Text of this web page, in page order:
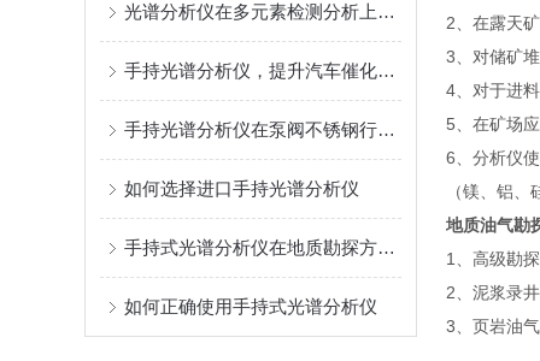
光谱分析仪在多元素检测分析上的高效应用
手持光谱分析仪，提升汽车催化剂回收率
手持光谱分析仪在泵阀不锈钢行业的检测应用
如何选择进口手持光谱分析仪
手持式光谱分析仪在地质勘探方面的应用
如何正确使用手持式光谱分析仪
2、在露天
3、对储矿
4、对于进
5、在矿场
6、分析仪
（镁、铝
地质油气勘
1、高级勘
2、泥浆录
3、页岩油